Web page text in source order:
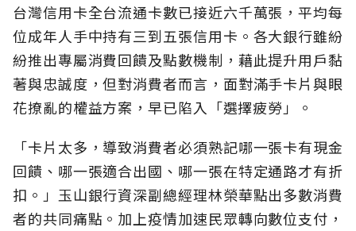
台灣信用卡全台流通卡數已接近六千萬張，平均每
位成年人手中持有三到五張信用卡。各大銀行雖紛
紛推出專屬消費回饋及點數機制，藉此提升用戶黏
著與忠誠度，但對消費者而言，面對滿手卡片與眼
花撩亂的權益方案，早已陷入「選擇疲勞」。
「卡片太多，導致消費者必須熟記哪一張卡有現金
回饋、哪一張適合出國、哪一張在特定通路才有折
扣。」玉山銀行資深副總經理林榮華點出多數消費
者的共同痛點。加上疫情加速民眾轉向數位支付，